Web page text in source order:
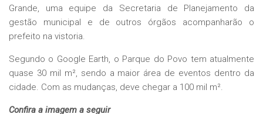
Grande, uma equipe da Secretaria de Planejamento da
gestão municipal e de outros órgãos acompanharão o
prefeito na vistoria.
Segundo o Google Earth, o Parque do Povo tem atualmente
quase 30 mil m², sendo a maior área de eventos dentro da
cidade. Com as mudanças, deve chegar a 100 mil m².
Confira a imagem a seguir